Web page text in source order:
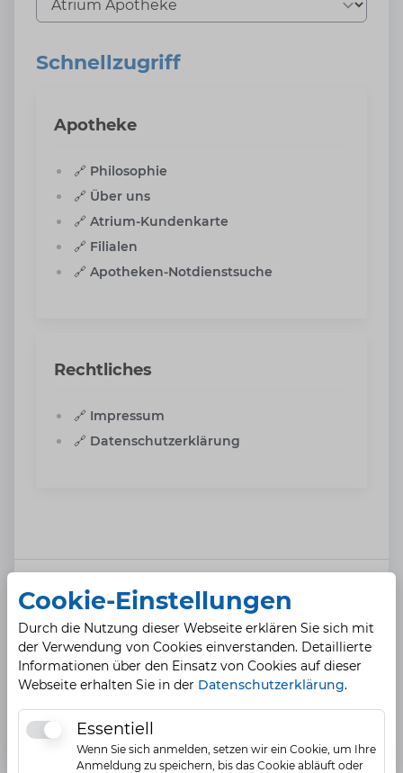
Schnellzugriff
Apotheke
🔗 Philosophie
🔗 Über uns
🔗 Atrium-Kundenkarte
🔗 Filialen
🔗 Apotheken-Notdienstsuche
Rechtliches
🔗 Impressum
🔗 Datenschutzerklärung
Ansprechpartner
Herr Marcus Scholz
Apotheker e.K.
Cookie-Einstellungen
Durch die Nutzung dieser Webseite erklären Sie sich mit
der Verwendung von Cookies einverstanden. Detaillierte
Informationen über den Einsatz von Cookies auf dieser
Webseite erhalten Sie in der Datenschutzerklärung.
EssentiellEssentiell
Wenn Sie sich anmelden, setzen wir ein Cookie, um Ihre
Anmeldung zu speichern, bis das Cookie abläuft oder